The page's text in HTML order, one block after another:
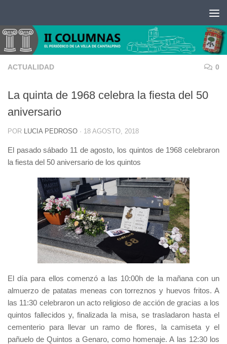
ACTUALIDAD 0
La quinta de 1968 celebra la fiesta del 50
aniversario
POR LUCIA PEDROSO · 18 AGOSTO, 2018
El pasado sábado 11 de agosto, los quintos de 1968 celebraron
la fiesta del 50 aniversario de los quintos
El día para ellos comenzó a las 10:00h de la mañana con un
almuerzo de patatas meneas con torreznos y huevos fritos. A
las 11:30 celebraron un acto religioso de acción de gracias a los
quintos fallecidos y, finalizada la misa, se trasladaron hasta el
cementerio para llevar un ramo de flores, la camiseta y el
pañuelo de Quintos a Genaro, como homenaje. A las 12:30 los